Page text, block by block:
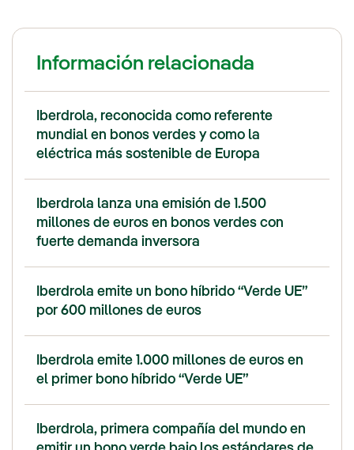
Información relacionada
Iberdrola, reconocida como referente
mundial en bonos verdes y como la
eléctrica más sostenible de Europa
Iberdrola lanza una emisión de 1.500
millones de euros en bonos verdes con
fuerte demanda inversora
Iberdrola emite un bono híbrido “Verde UE”
por 600 millones de euros
Iberdrola emite 1.000 millones de euros en
el primer bono híbrido “Verde UE”
Iberdrola, primera compañía del mundo en